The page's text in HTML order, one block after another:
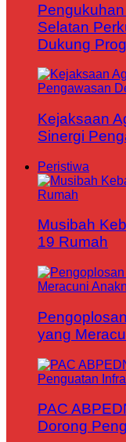
Selatan
Dukung
Kejaksaan
Sinergi
Peristiwa
Musibah
19 Rumah
yang
PAC
Dorong